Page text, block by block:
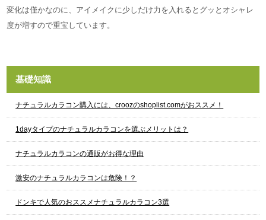
変化は僅かなのに、アイメイクに少しだけ力を入れるとグッとオシャレ
度が増すので重宝しています。
基礎知識
ナチュラルカラコン購入には、croozのshoplist.comがおススメ！
1dayタイプのナチュラルカラコンを選ぶメリットは？
ナチュラルカラコンの通販がお得な理由
激安のナチュラルカラコンは危険！？
ドンキで人気のおススメナチュラルカラコン3選